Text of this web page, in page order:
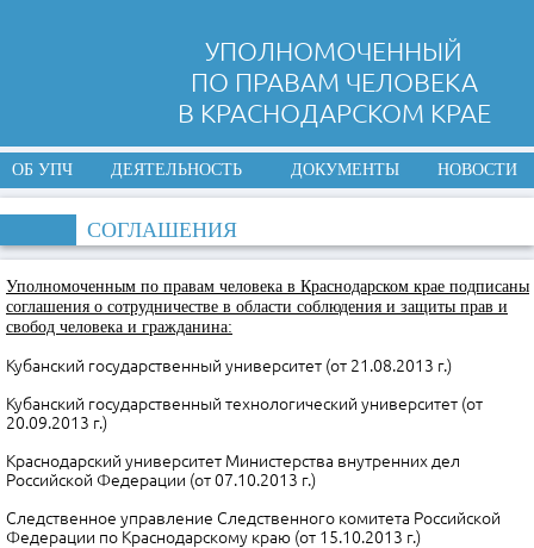
УПОЛНОМОЧЕННЫЙ
ПО ПРАВАМ ЧЕЛОВЕКА
В КРАСНОДАРСКОМ КРАЕ
ОБ УПЧ ДЕЯТЕЛЬНОСТЬ ДОКУМЕНТЫ НОВОСТИ
СОГЛАШЕНИЯ
Уполномоченным по правам человека в Краснодарском крае подписаны
соглашения о сотрудничестве в области соблюдения и защиты прав и
свобод человека и гражданина:
Кубанский государственный университет (от 21.08.2013 г.)
Кубанский государственный технологический университет (от
20.09.2013 г.)
Краснодарский университет Министерства внутренних дел
Российской Федерации (от 07.10.2013 г.)
Следственное управление Следственного комитета Российской
Федерации по Краснодарскому краю (от 15.10.2013 г.)